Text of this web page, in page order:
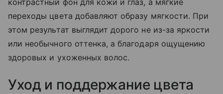
контрастный фон для кожи и глаз, а мягкие
переходы цвета добавляют образу мягкости. При
этом результат выглядит дорого не из-за яркости
или необычного оттенка, а благодаря ощущению
здоровых и ухоженных волос.
Уход и поддержание цвета